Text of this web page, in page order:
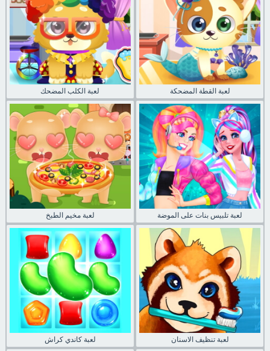
لعبة الكلب المضحك لعبة القطة المضحكة
لعبة مخيم الطبخ لعبة تلبيس بنات على الموضة
لعبة كاندي كراش لعبة تنظيف الاسنان